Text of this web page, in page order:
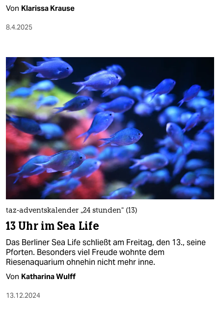
Von Klarissa Krause
8.4.2025
taz-adventskalender „24 stunden“ (13)
13 Uhr im Sea Life
Das Berliner Sea Life schließt am Freitag, den 13., seine
Pforten. Besonders viel Freude wohnte dem
Riesenaquarium ohnehin nicht mehr inne.
Von Katharina Wulff
13.12.2024